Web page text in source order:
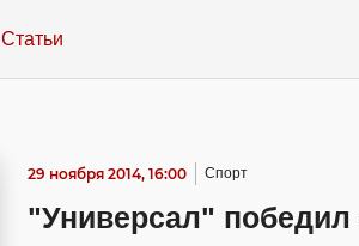
Статьи
29 ноября 2014, 16:00 Спорт
"Универсал" победил